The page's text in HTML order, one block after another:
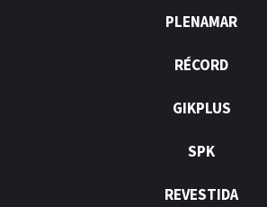
PLENAMAR
RÉCORD
GIKPLUS
SPK
REVESTIDA